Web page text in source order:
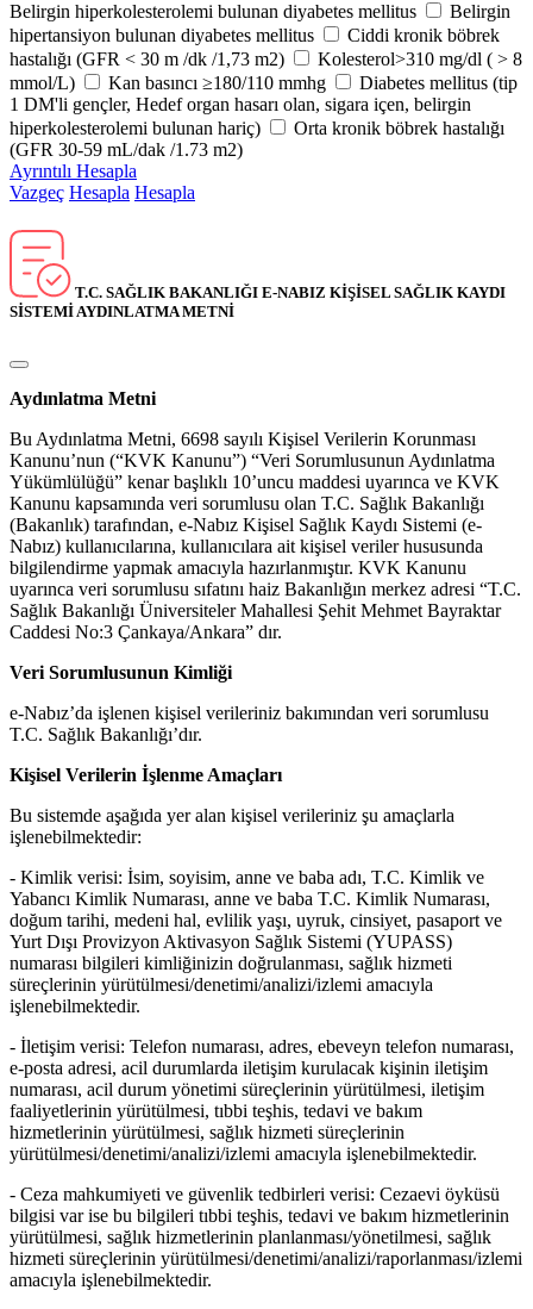
Belirgin hiperkolesterolemi bulunan diyabetes mellitus
Belirgin
hipertansiyon bulunan diyabetes mellitus
Ciddi kronik böbrek
hastalığı (GFR < 30 m /dk /1,73 m2)
Kolesterol>310 mg/dl ( > 8
mmol/L)
Kan basıncı ≥180/110 mmhg
Diabetes mellitus (tip
1 DM'li gençler, Hedef organ hasarı olan, sigara içen, belirgin
hiperkolesterolemi bulunan hariç)
Orta kronik böbrek hastalığı
(GFR 30-59 mL/dak /1.73 m2)
Ayrıntılı Hesapla
Vazgeç Hesapla Hesapla
T.C. SAĞLIK BAKANLIĞI E-NABIZ KİŞİSEL SAĞLIK KAYDI
SİSTEMİ AYDINLATMA METNİ
Aydınlatma Metni
Bu Aydınlatma Metni, 6698 sayılı Kişisel Verilerin Korunması
Kanunu’nun (“KVK Kanunu”) “Veri Sorumlusunun Aydınlatma
Yükümlülüğü” kenar başlıklı 10’uncu maddesi uyarınca ve KVK
Kanunu kapsamında veri sorumlusu olan T.C. Sağlık Bakanlığı
(Bakanlık) tarafından, e-Nabız Kişisel Sağlık Kaydı Sistemi (e-
Nabız) kullanıcılarına, kullanıcılara ait kişisel veriler hususunda
bilgilendirme yapmak amacıyla hazırlanmıştır. KVK Kanunu
uyarınca veri sorumlusu sıfatını haiz Bakanlığın merkez adresi “T.C.
Sağlık Bakanlığı Üniversiteler Mahallesi Şehit Mehmet Bayraktar
Caddesi No:3 Çankaya/Ankara” dır.
Veri Sorumlusunun Kimliği
e-Nabız’da işlenen kişisel verileriniz bakımından veri sorumlusu
T.C. Sağlık Bakanlığı’dır.
Kişisel Verilerin İşlenme Amaçları
Bu sistemde aşağıda yer alan kişisel verileriniz şu amaçlarla
işlenebilmektedir:
- Kimlik verisi: İsim, soyisim, anne ve baba adı, T.C. Kimlik ve
Yabancı Kimlik Numarası, anne ve baba T.C. Kimlik Numarası,
doğum tarihi, medeni hal, evlilik yaşı, uyruk, cinsiyet, pasaport ve
Yurt Dışı Provizyon Aktivasyon Sağlık Sistemi (YUPASS)
numarası bilgileri kimliğinizin doğrulanması, sağlık hizmeti
süreçlerinin yürütülmesi/denetimi/analizi/izlemi amacıyla
işlenebilmektedir.
- İletişim verisi: Telefon numarası, adres, ebeveyn telefon numarası,
e-posta adresi, acil durumlarda iletişim kurulacak kişinin iletişim
numarası, acil durum yönetimi süreçlerinin yürütülmesi, iletişim
faaliyetlerinin yürütülmesi, tıbbi teşhis, tedavi ve bakım
hizmetlerinin yürütülmesi, sağlık hizmeti süreçlerinin
yürütülmesi/denetimi/analizi/izlemi amacıyla işlenebilmektedir.
- Ceza mahkumiyeti ve güvenlik tedbirleri verisi: Cezaevi öyküsü
bilgisi var ise bu bilgileri tıbbi teşhis, tedavi ve bakım hizmetlerinin
yürütülmesi, sağlık hizmetlerinin planlanması/yönetilmesi, sağlık
hizmeti süreçlerinin yürütülmesi/denetimi/analizi/raporlanması/izlemi
amacıyla işlenebilmektedir.